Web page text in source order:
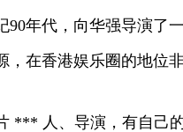
90年代，向华强导演了
，在香港娱乐圈的地位非
*** 人、导演，有自己